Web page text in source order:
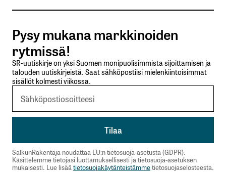
Tilaa SalkunRakentajan uutiskirje
Lähetä kommentti
Pysy mukana markkinoiden
rytmissä!
SR-uutiskirje on yksi Suomen monipuolisimmista sijoittamisen ja
talouden uutiskirjeistä. Saat sähköpostiisi mielenkiintoisimmat
sisällöt kolmesti viikossa.
SalkunRakentaja noudattaa EU:n tietosuoja-asetusta (GDPR).
Käsittelemme tietojasi luottamuksellisesti ja tietosuoja-asetuksen
mukaisesti. Lue lisäätietosuojakäytänteistämmetietosuojaselosteesta.